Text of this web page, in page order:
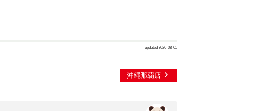
updated 2026-08-01
沖縄那覇店